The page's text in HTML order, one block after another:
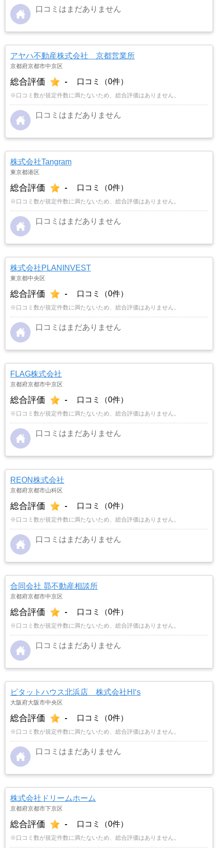
口コミはまだありません
アヤハ不動産株式会社 京都営業所
京都府京都市中京区
総合評価 - 口コミ（0件）
※口コミ数が規定件数に満たないため、総合評価はありません。
口コミはまだありません
株式会社Tangram
東京都港区
総合評価 - 口コミ（0件）
※口コミ数が規定件数に満たないため、総合評価はありません。
口コミはまだありません
株式会社PLANINVEST
東京都中央区
総合評価 - 口コミ（0件）
※口コミ数が規定件数に満たないため、総合評価はありません。
口コミはまだありません
FLAG株式会社
京都府京都市中京区
総合評価 - 口コミ（0件）
※口コミ数が規定件数に満たないため、総合評価はありません。
口コミはまだありません
REON株式会社
京都府京都市山科区
総合評価 - 口コミ（0件）
※口コミ数が規定件数に満たないため、総合評価はありません。
口コミはまだありません
合同会社 昴不動産相談所
京都府京都市中京区
総合評価 - 口コミ（0件）
※口コミ数が規定件数に満たないため、総合評価はありません。
口コミはまだありません
ピタットハウス北浜店 株式会社HI‘s
大阪府大阪市中央区
総合評価 - 口コミ（0件）
※口コミ数が規定件数に満たないため、総合評価はありません。
口コミはまだありません
株式会社ドリームホーム
京都府京都市下京区
総合評価 - 口コミ（0件）
※口コミ数が規定件数に満たないため、総合評価はありません。